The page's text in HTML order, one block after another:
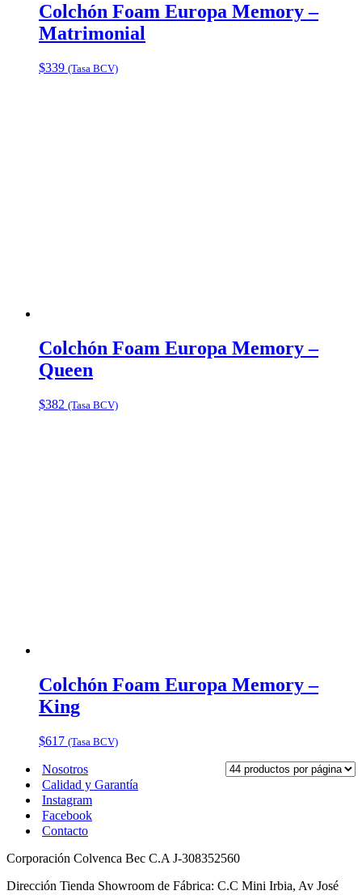
Colchón Foam Europa Memory –
Matrimonial
$339 (Tasa BCV)
Colchón Foam Europa Memory –
Queen
$382 (Tasa BCV)
Colchón Foam Europa Memory –
King
$617 (Tasa BCV)
Nosotros
Calidad y Garantía
Instagram
Facebook
Contacto
Corporación Colvenca Bec C.A J-308352560
Dirección Tienda Showroom de Fábrica: C.C Mini Irbia, Av José